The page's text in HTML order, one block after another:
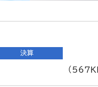
決算
（